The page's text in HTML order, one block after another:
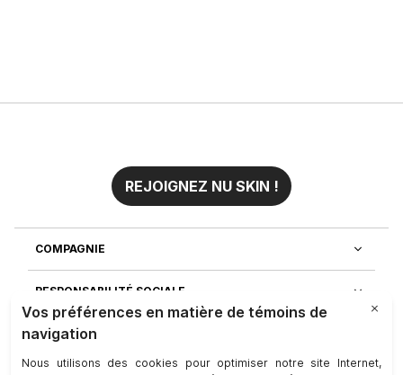
REJOIGNEZ NU SKIN !
COMPAGNIE
RESPONSABILITÉ SOCIALE
REJOIGNEZ-NOUS